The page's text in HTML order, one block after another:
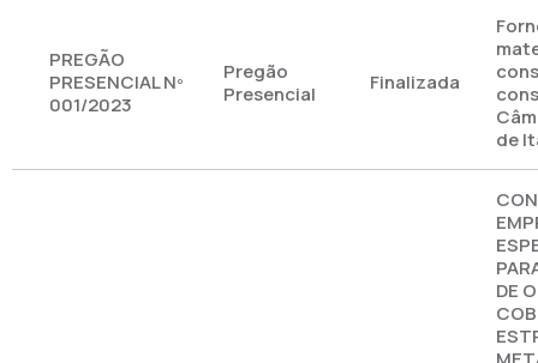
PREGÃO
PRESENCIAL Nº
001/2023
Pregão
Presencial
Finalizada
de
DE